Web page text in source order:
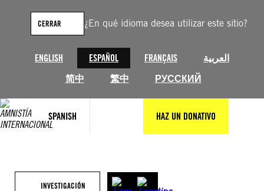
¿En qué idioma desea utilizar este sitio?
ENGLISH ESPAÑOL FRANÇAIS
العربية
简中
繁中 РУССКИЙ
CERRAR
SPANISH HAZ UN DONATIVO
contenido
INVESTIGACIÓN